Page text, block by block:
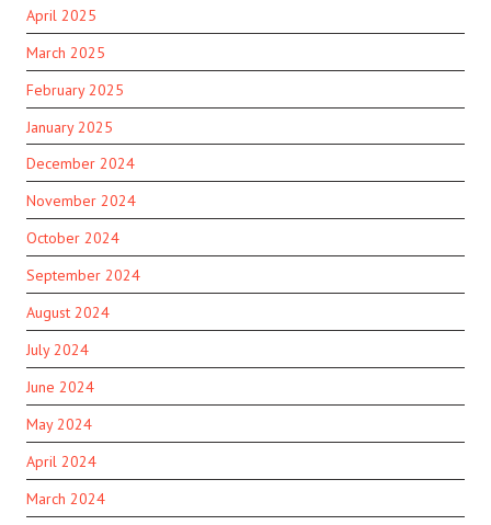
April 2025
March 2025
February 2025
January 2025
December 2024
November 2024
October 2024
September 2024
August 2024
July 2024
June 2024
May 2024
April 2024
March 2024